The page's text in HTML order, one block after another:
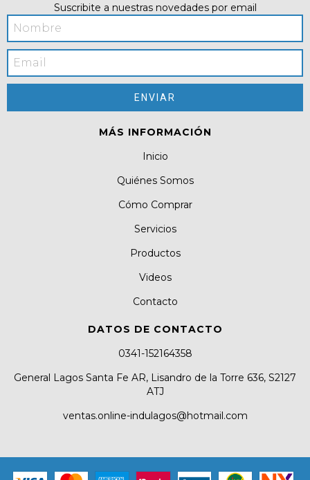
Suscribite a nuestras novedades por email
MÁS INFORMACIÓN
Inicio
Quiénes Somos
Cómo Comprar
Servicios
Productos
Videos
Contacto
DATOS DE CONTACTO
0341-152164358
General Lagos Santa Fe AR, Lisandro de la Torre 636, S2127
ATJ
ventas.online-indulagos@hotmail.com